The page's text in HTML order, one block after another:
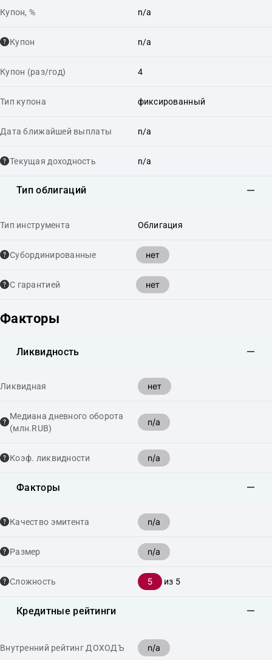
Купон, % n/a
Купон n/a
Купон (раз/год) 4
Тип купона фиксированный
Дата ближайшей выплаты n/a
Текущая доходность n/a
Тип облигаций
Тип инструмента Облигация
Cубординированные нет
С гарантией нет
Факторы
Ликвидность
Ликвидная нет
Медиана дневного оборота
(млн.RUB)
n/a
Коэф. ликвидности n/a
Факторы
Качество эмитента n/a
Размер n/a
Сложность 5 из 5
Кредитные рейтинги
Внутренний рейтинг ДОХОДЪ n/a